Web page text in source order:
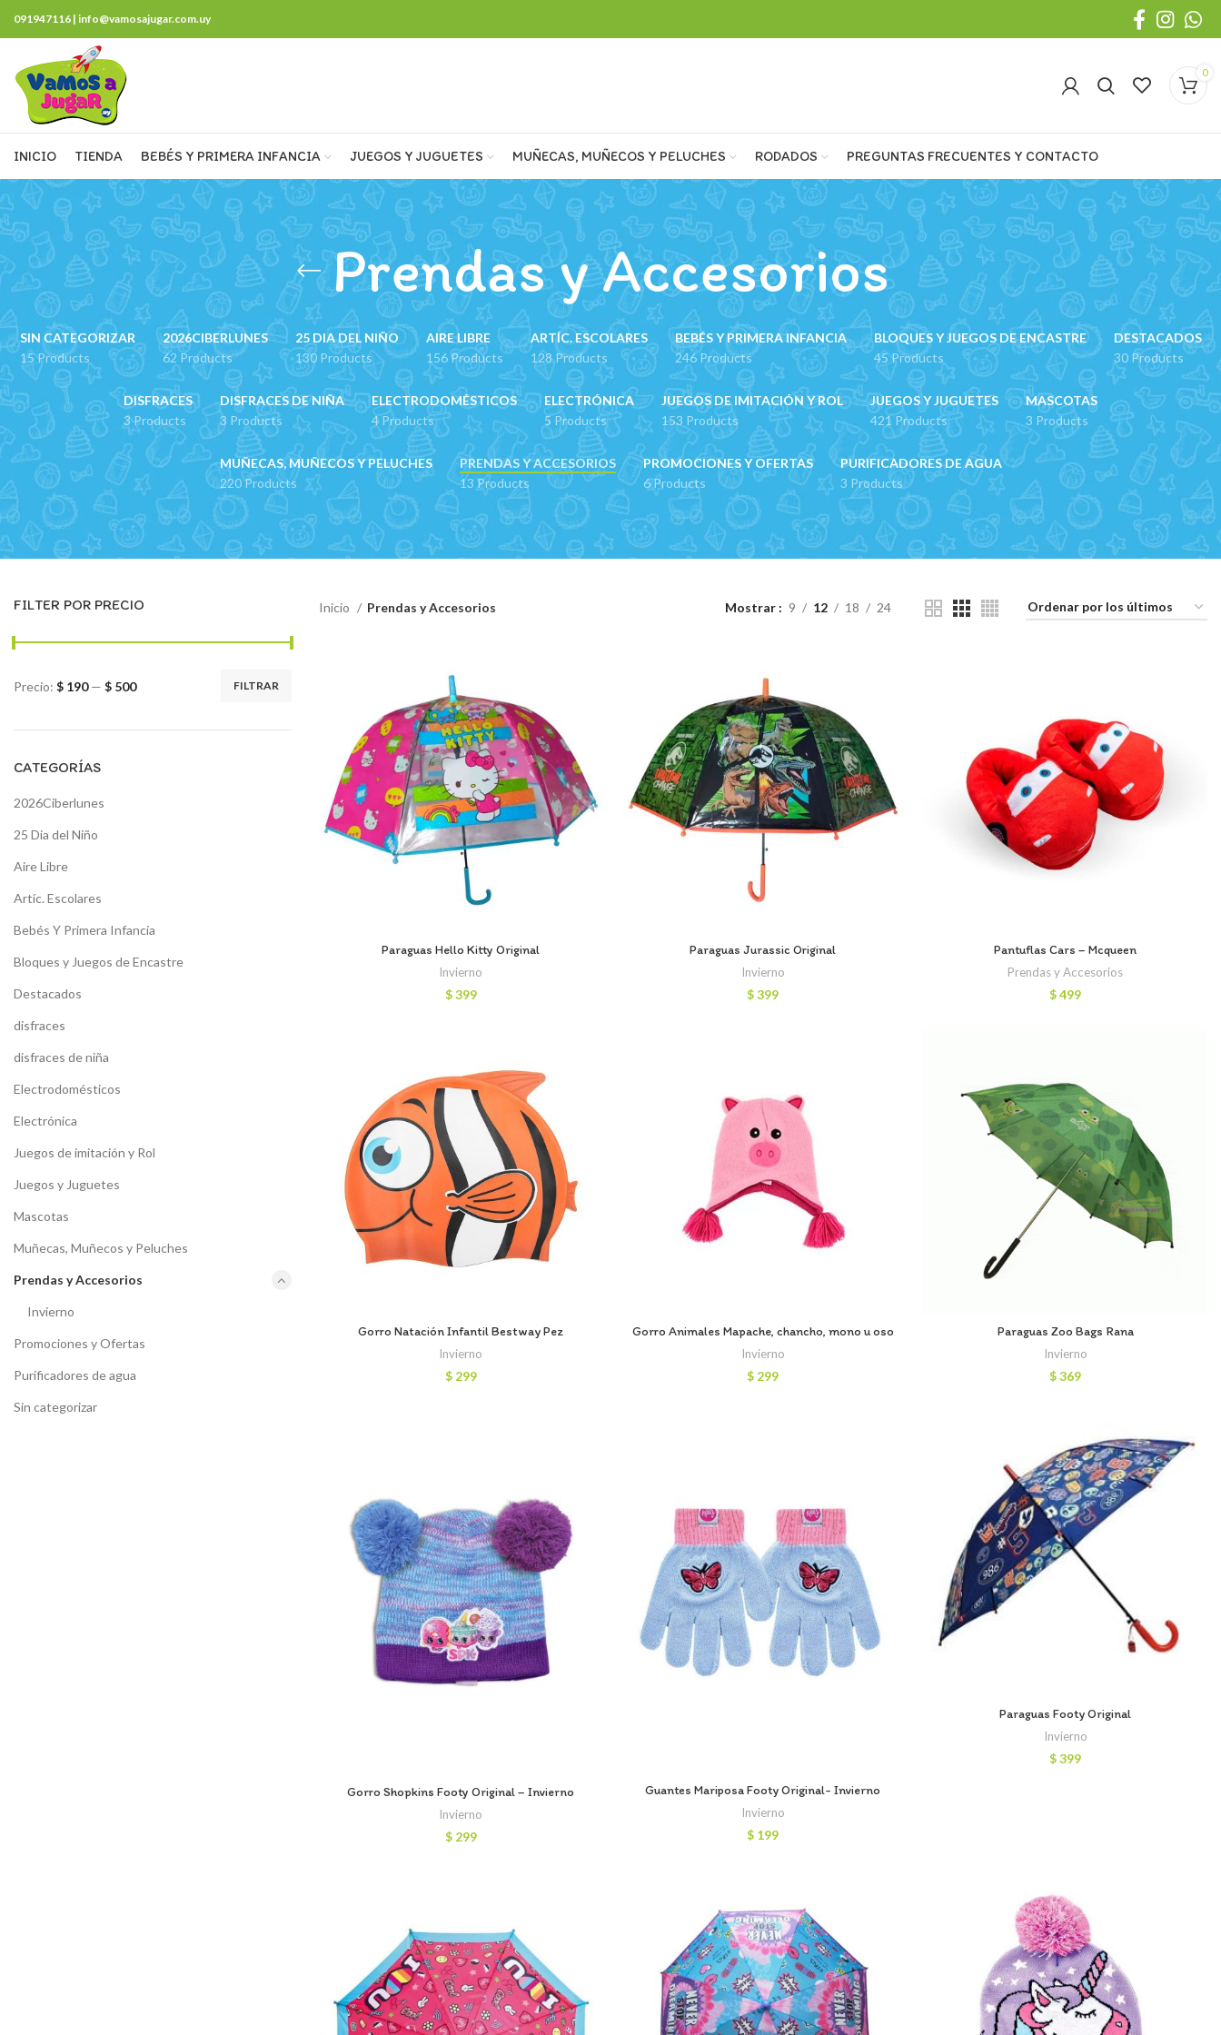
091947116 | info@vamosajugar.com.uy
0
INICIO TIENDA BEBÉS Y PRIMERA INFANCIA JUEGOS Y JUGUETES MUÑECAS, MUÑECOS Y PELUCHES RODADOS PREGUNTAS FRECUENTES Y CONTACTO
Prendas y Accesorios
SIN CATEGORIZAR
15 Products
2026CIBERLUNES
62 Products
25 DIA DEL NIÑO
130 Products
AIRE LIBRE
156 Products
ARTÍC. ESCOLARES
128 Products
BEBÉS Y PRIMERA INFANCIA
246 Products
BLOQUES Y JUEGOS DE ENCASTRE
45 Products
DESTACADOS
30 Products
DISFRACES
3 Products
DISFRACES DE NIÑA
3 Products
ELECTRODOMÉSTICOS
4 Products
ELECTRÓNICA
5 Products
JUEGOS DE IMITACIÓN Y ROL
153 Products
JUEGOS Y JUGUETES
421 Products
MASCOTAS
3 Products
MUÑECAS, MUÑECOS Y PELUCHES
220 Products
PRENDAS Y ACCESORIOS
13 Products
PROMOCIONES Y OFERTAS
6 Products
PURIFICADORES DE AGUA
3 Products
FILTER POR PRECIO
FILTRAR
Precio: $ 190— $ 500
CATEGORÍAS
2026Ciberlunes
25 Dia del Niño
Aire Libre
Artíc. Escolares
Bebés Y Primera Infancia
Bloques y Juegos de Encastre
Destacados
disfraces
disfraces de niña
Electrodomésticos
Electrónica
Juegos de imitación y Rol
Juegos y Juguetes
Mascotas
Muñecas, Muñecos y Peluches
Prendas y Accesorios
Invierno
Promociones y Ofertas
Purificadores de agua
Sin categorizar
Inicio Prendas y Accesorios Mostrar 9 12 18 24
Paraguas Hello Kitty Original
Invierno
$399
Paraguas Jurassic Original
Invierno
$399
Pantuflas Cars – Mcqueen
Prendas y Accesorios
$499
Gorro Natación Infantil Bestway Pez
Invierno
$299
Gorro Animales Mapache, chancho, mono u oso
Invierno
$ 299
Paraguas Zoo Bags Rana
Invierno
$369
Gorro Shopkins Footy Original – Invierno
Invierno
$299
Guantes Mariposa Footy Original- Invierno
Invierno
$ 199
Paraguas Footy Original
Invierno
$399